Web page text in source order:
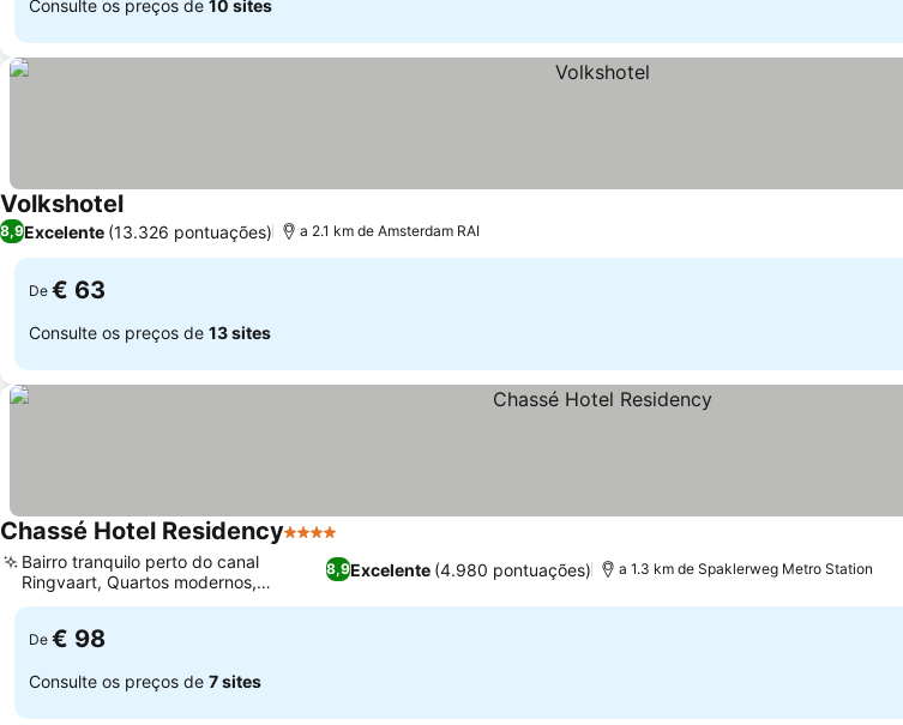
Consulte os preços de 10 sites
Volkshotel
8,9Excelente (13.326 pontuações) a 2.1 km de Amsterdam RAI
De € 63
Consulte os preços de 13 sites
Chassé Hotel Residency4 Estrelas
8,9Excelente (4.980 pontuações)
Bairro tranquilo perto do canal
Ringvaart, Quartos modernos,
espaçosos e limpos
a 1.3 km de Spaklerweg Metro Station
De € 98
Consulte os preços de 7 sites